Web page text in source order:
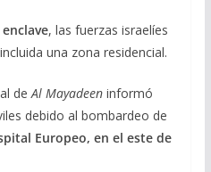
ti
r
, las fuerzas israelíes
una zona residencial.
de Al Mayadeeninformó
debido al bombardeo de
Europeo, en el este de